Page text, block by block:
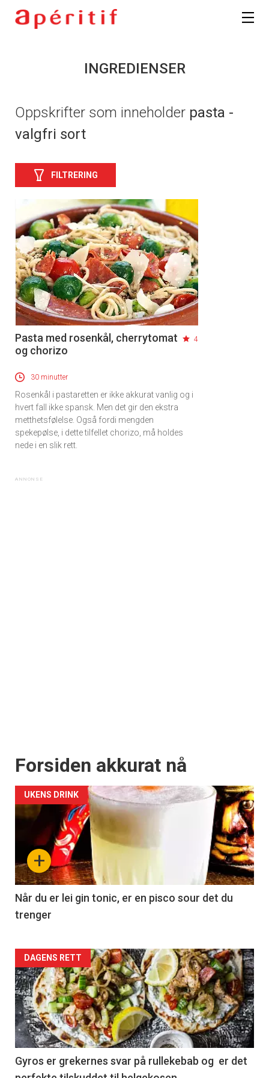
INGREDIENSER
Oppskrifter som inneholder pasta -
valgfri sort
FILTRERING
Pasta med rosenkål, cherrytomat
og chorizo
4
30 minutter
Rosenkål i pastaretten er ikke akkurat vanlig og i
hvert fall ikke spansk. Men det gir den ekstra
metthetsfølelse. Også fordi mengden
spekepølse, i dette tilfellet chorizo, må holdes
nede i en slik rett.
Forsiden akkurat nå
+
UKENS DRINK
Når du er lei gin tonic, er en pisco sour det du
trenger
Forsiden
akkurat
nå
-
2
DAGENS RETT
Gyros er grekernes svar på rullekebab og er det